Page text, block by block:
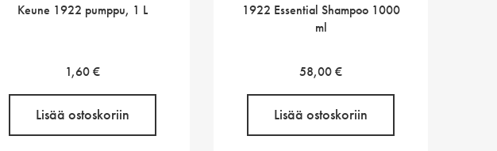
Keune 1922 pumppu, 1 L
1,60€
Lisää ostoskoriin
1922 Essential Shampoo 1000
ml
58,00€
Lisää ostoskoriin